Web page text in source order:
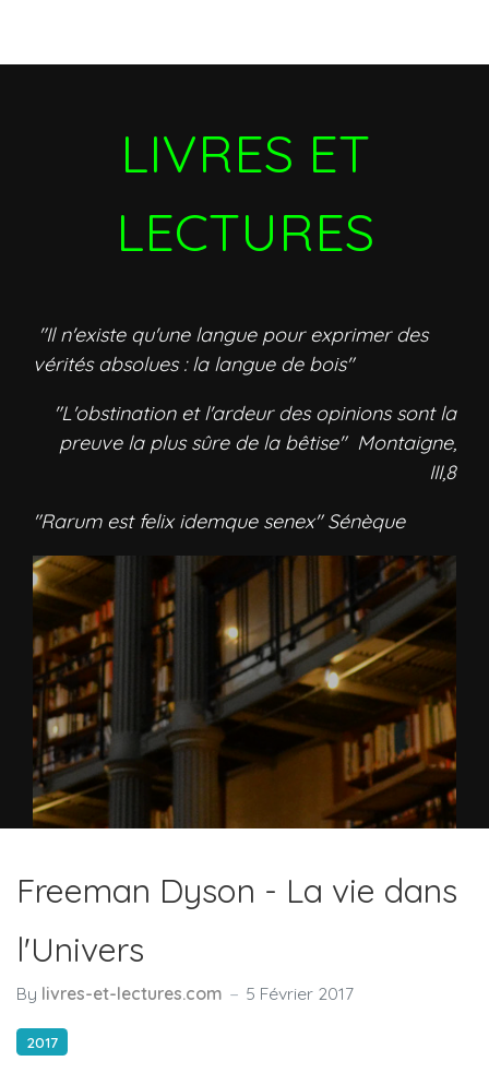
LIVRES ET
LECTURES
"Il n'existe qu'une langue pour exprimer des
vérités absolues : la langue de bois"
"L'obstination et l'ardeur des opinions sont la
preuve la plus sûre de la bêtise" Montaigne,
III,8
"Rarum est felix idemque senex" Sénèque
Freeman Dyson - La vie dans
l'Univers
By livres-et-lectures.com 5 Février 2017
2017